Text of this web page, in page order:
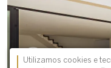
Utilizamos cookies e